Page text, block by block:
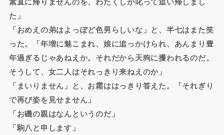
た」
「おめえの弟はよっぽど色男らしいな」と、半七はまた笑
った。「年増に魅こまれ、娘に追っかけられ、あんまり豊
年過ぎるじゃあねえか。それだから天狗に攫われるのだ。
そうして、女二人はそれっきり来ねえのか」
「まいりません」と、お霜ははっきり答えた。「それぎり
で再び姿を見せません」
「お磯の親はなんというのだ」
「駒八と申します」